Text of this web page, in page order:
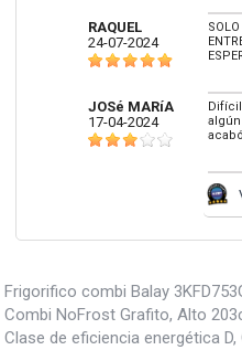
RAQUEL
24-07-2024
JOSé MARíA
17-04-2024
Frigorifico combi Balay
Combi NoFrost Grafito, Alto
Clase de eficiencia energética